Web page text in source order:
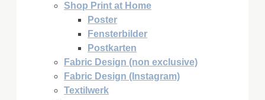
Shop Print at Home
Poster
Fensterbilder
Postkarten
Fabric Design (non exclusive)
Fabric Design (Instagram)
Textilwerk